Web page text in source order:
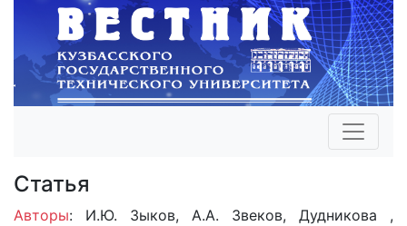
Статья
Авторы: И.Ю. Зыков, А.А. Звеков, Дудникова ,